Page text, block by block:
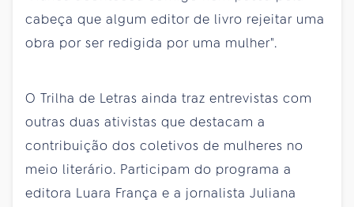
cabeça que algum editor de livro rejeitar uma
obra por ser redigida por uma mulher".
O Trilha de Letras ainda traz entrevistas com
outras duas ativistas que destacam a
contribuição dos coletivos de mulheres no
meio literário. Participam do programa a
editora Luara França e a jornalista Juliana